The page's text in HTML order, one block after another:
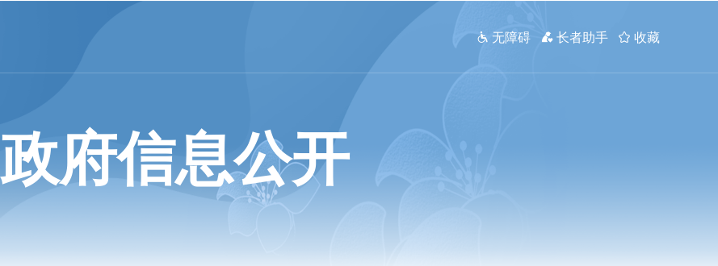
 无障碍  长者助手  收藏
政府信息公开